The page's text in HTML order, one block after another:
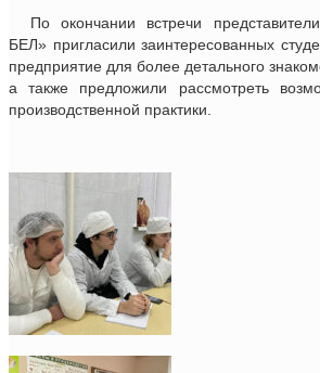
По окончании встречи
БЕЛ» пригласили заинтересованных
предприятие для более детального
а также предложили рассмотреть
производственной практики.